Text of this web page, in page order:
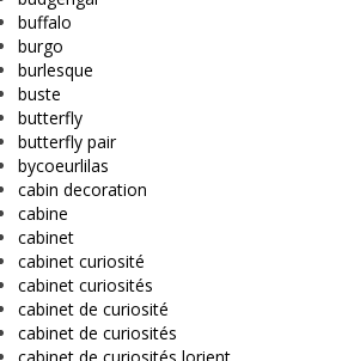
buffalo
burgo
burlesque
buste
butterfly
butterfly pair
bycoeurlilas
cabin decoration
cabine
cabinet
cabinet curiosité
cabinet curiosités
cabinet de curiosité
cabinet de curiosités
cabinet de curiosités lorient